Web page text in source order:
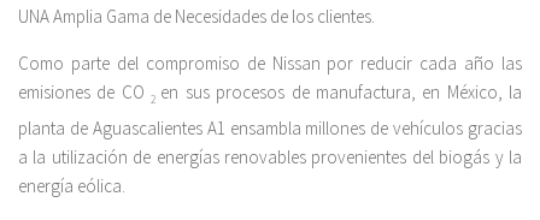
UNA Amplia Gama de Necesidades de los clientes.
Como parte del compromiso de Nissan por reducir cada año las
emisiones de CO2 en sus procesos de manufactura, en México, la
planta de Aguascalientes A1 ensambla millones de vehículos gracias
a la utilización de energías renovables provenientes del biogás y la
energía eólica.